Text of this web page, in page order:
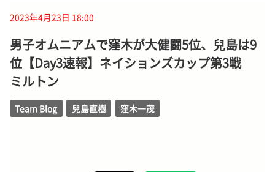
2023年4月23日 18:00
男子オムニアムで窪木が大健闘5位、兒島は9
位【Day3速報】ネイションズカップ第3戦
ミルトン
Team Blog 兒島直樹 窪木一茂